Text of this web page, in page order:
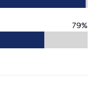
79%